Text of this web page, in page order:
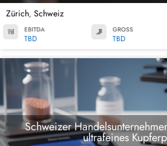
Zürich, Schweiz
EBITDA
TBD
GROSS
TBD
Schweizer
ultrafeines